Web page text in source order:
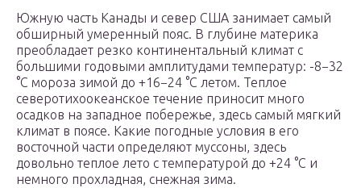
Южную часть Канады и север США занимает самый
обширный умеренный пояс. В глубине материка
преобладает резко континентальный климат с
большими годовыми амплитудами температур: -8−32
°C мороза зимой до +16−24 °C летом. Теплое
северотихоокеанское течение приносит много
осадков на западное побережье, здесь самый мягкий
климат в поясе. Какие погодные условия в его
восточной части определяют муссоны, здесь
довольно теплое лето с температурой до +24 °C и
немного прохладная, снежная зима.